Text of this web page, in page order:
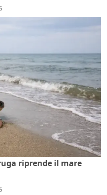
riprende il mare